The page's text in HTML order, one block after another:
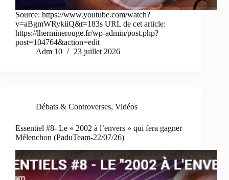
Source: https://www.youtube.com/watch?
v=aBgmWRykiiQ&t=183s URL de cet article:
https://lherminerouge.fr/wp-admin/post.php?
post=104764&action=edit
Adm 10
23 juillet 2026
Débats & Controverses, Vidéos
Essentiel #8- Le « 2002 à l’envers » qui fera gagner
Mélenchon (PaduTeam-22/07/26)